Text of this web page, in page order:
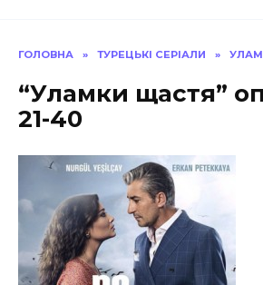
ГОЛОВНА » ТУРЕЦЬКІ СЕРІАЛИ »
“Уламки щастя”
21-40